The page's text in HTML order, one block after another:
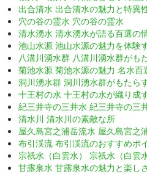
出合清水 出合清水の魅力と特異
穴の谷の霊水 穴の谷の霊水
清水湧水 清水湧水が語る百選の
池山水源 池山水源の魅力を体験
八溝川湧水群 八溝川湧水群がも
菊池水源 菊池水源の魅力 名水百
洞川湧水群 洞川湧水群がもたら
十王村の水 十王村の水が織り成
紀三井寺の三井水 紀三井寺の三
清水川 清水川の素敵な所
屋久島宮之浦岳流水 屋久島宮之
布引渓流 布引渓流のおすすめポ
宗祇水（白雲水） 宗祇水（白雲
甘露泉水 甘露泉水の魅力と楽し